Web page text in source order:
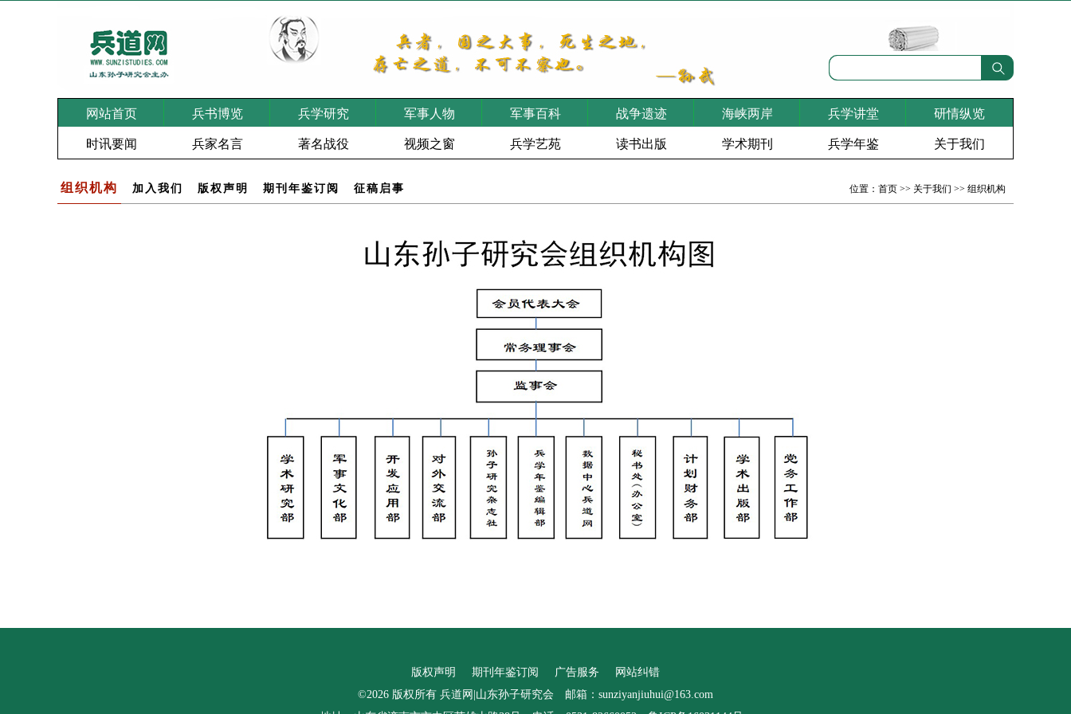
网站首页 兵书博览 兵学研究 军事人物 军事百科 战争遗迹 海峡两岸 兵学讲堂 研情纵览
时讯要闻 兵家名言 著名战役 视频之窗 兵学艺苑 读书出版 学术期刊 兵学年鉴 关于我们
组织机构 加入我们 版权声明 期刊年鉴订阅 征稿启事 位置： 首页 >> 关于我们 >> 组织机构
版权声明 期刊年鉴订阅 广告服务
网站纠错
©2026 版权所有 兵道网|山东孙子研究会 邮箱：sunziyanjiuhui@163.com